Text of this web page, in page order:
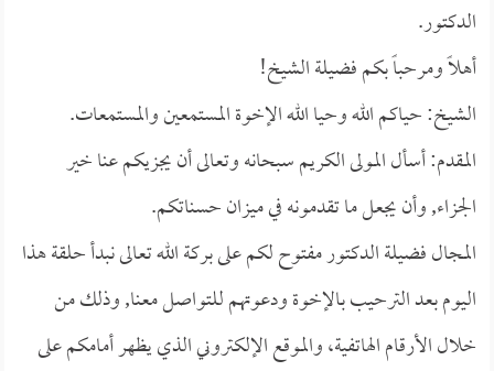
الدكتور.
أهلاً ومرحباً بكم فضيلة الشيخ!
الشيخ: حياكم الله وحيا الله الإخوة المستمعين والمستمعات.
المقدم: أسأل المولى الكريم سبحانه وتعالى أن يجزيكم عنا خير
الجزاء, وأن يجعل ما تقدمونه في ميزان حسناتكم.
المجال فضيلة الدكتور مفتوح لكم على بركة الله تعالى نبدأ حلقة هذا
اليوم بعد الترحيب بالإخوة ودعوتهم للتواصل معنا, وذلك من
خلال الأرقام الهاتفية، والموقع الإلكتروني الذي يظهر أمامكم على